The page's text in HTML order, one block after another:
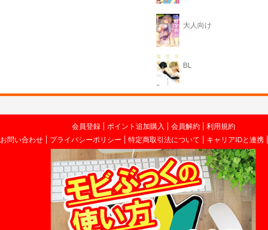
大人向け
BL
会員登録 ポイント追加購入 会員解約
利用規約
お問い合わせ プライバシーポリシー 特定商取引法について キャリアIDと連携